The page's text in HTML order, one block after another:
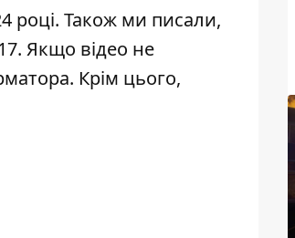
році. Також ми писали,
. Якщо відео не
. Крім цього,